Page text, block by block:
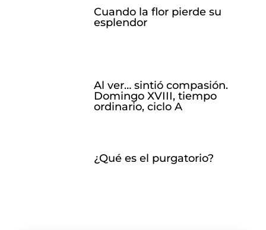
Cuando la flor pierde su
esplendor
Al ver… sintió compasión.
Domingo XVIII, tiempo
ordinario, ciclo A
¿Qué es el purgatorio?